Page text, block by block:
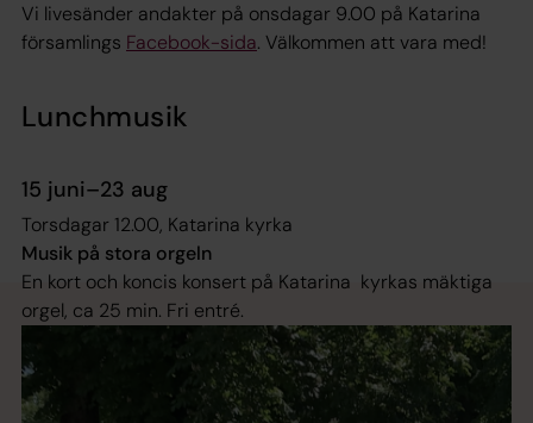
Vi livesänder andakter på onsdagar 9.00 på Katarina
församlings Facebook-sida. Välkommen att vara med!
Lunchmusik
15 juni–23 aug
Torsdagar 12.00, Katarina kyrka
Musik på stora orgeln
En kort och koncis konsert på Katarina ­ kyrkas mäktiga
orgel, ca 25 min. Fri entré.